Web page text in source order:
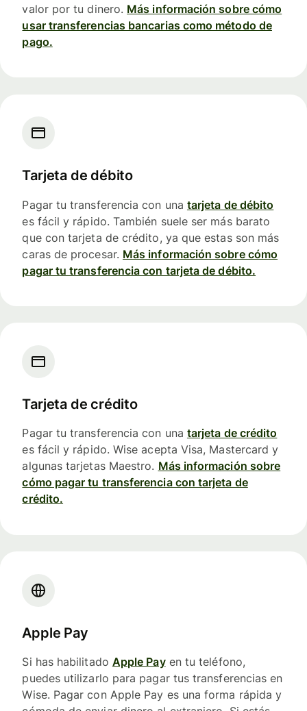
valor por tu dinero. Más información sobre cómo
usar transferencias bancarias como método de
pago.
Tarjeta de débito
Pagar tu transferencia con una tarjeta de débito
es fácil y rápido. También suele ser más barato
que con tarjeta de crédito, ya que estas son más
caras de procesar. Más información sobre cómo
pagar tu transferencia con tarjeta de débito.
Tarjeta de crédito
Pagar tu transferencia con una tarjeta de crédito
es fácil y rápido. Wise acepta Visa, Mastercard y
algunas tarjetas Maestro. Más información sobre
cómo pagar tu transferencia con tarjeta de
crédito.
Apple Pay
Si has habilitado Apple Payen tu teléfono,
puedes utilizarlo para pagar tus transferencias en
Wise. Pagar con Apple Pay es una forma rápida y